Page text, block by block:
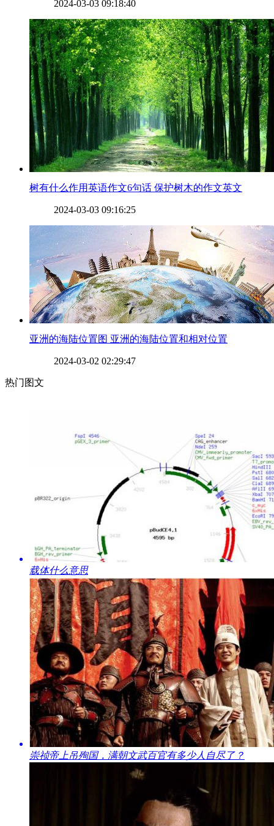
2024-03-03 09:18:40
​树有什么作用英语作文6句话 保护树木的作文英文
2024-03-03 09:16:25
​亚洲的海陆位置图 亚洲的海陆位置和相对位置
2024-03-02 02:29:47
热门图文
​载体什么意思
​崇祯帝上吊殉国，满朝文武百官有多少人自尽了？